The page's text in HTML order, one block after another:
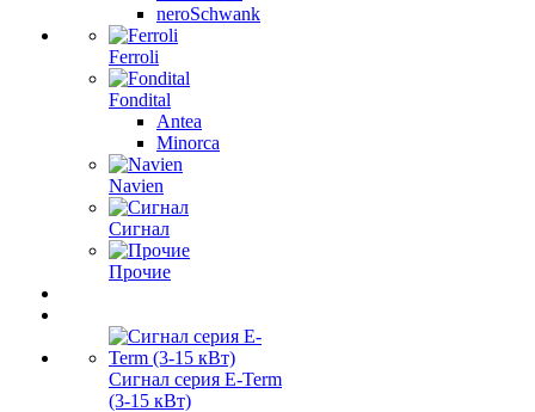
neroSchwank
Ferroli
Fondital
Antea
Minorca
Navien
Сигнал
Прочие
Сигнал серия E-Term
(3-15 кВт)